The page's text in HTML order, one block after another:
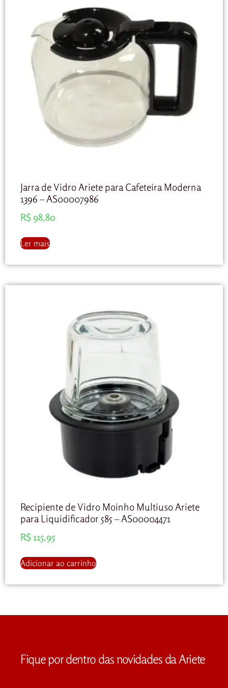
Jarra de Vidro Ariete para Cafeteira Moderna
1396 – AS00007986
R$98,80
Ler mais
Recipiente de Vidro Moinho Multiuso Ariete
para Liquidificador 585 – AS00004471
R$115,95
Adicionar ao carrinho
Fique por dentro das novidades da Ariete